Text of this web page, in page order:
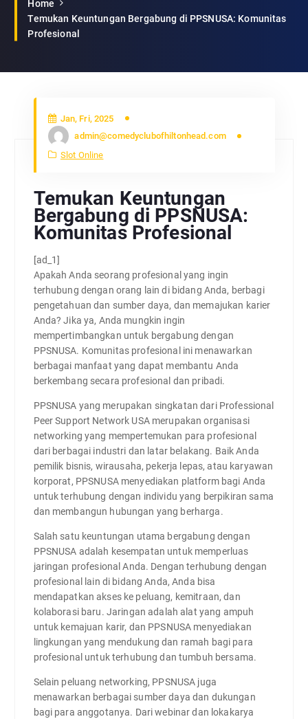
Home
Temukan Keuntungan Bergabung di PPSNUSA: Komunitas
Profesional
Jan, Fri, 2025
admin@comedyclubofhiltonhead.com
Slot Online
Temukan Keuntungan
Bergabung di PPSNUSA:
Komunitas Profesional
[ad_1]
Apakah Anda seorang profesional yang ingin
terhubung dengan orang lain di bidang Anda, berbagi
pengetahuan dan sumber daya, dan memajukan karier
Anda? Jika ya, Anda mungkin ingin
mempertimbangkan untuk bergabung dengan
PPSNUSA. Komunitas profesional ini menawarkan
berbagai manfaat yang dapat membantu Anda
berkembang secara profesional dan pribadi.
PPSNUSA yang merupakan singkatan dari Professional
Peer Support Network USA merupakan organisasi
networking yang mempertemukan para profesional
dari berbagai industri dan latar belakang. Baik Anda
pemilik bisnis, wirausaha, pekerja lepas, atau karyawan
korporat, PPSNUSA menyediakan platform bagi Anda
untuk terhubung dengan individu yang berpikiran sama
dan membangun hubungan yang berharga.
Salah satu keuntungan utama bergabung dengan
PPSNUSA adalah kesempatan untuk memperluas
jaringan profesional Anda. Dengan terhubung dengan
profesional lain di bidang Anda, Anda bisa
mendapatkan akses ke peluang, kemitraan, dan
kolaborasi baru. Jaringan adalah alat yang ampuh
untuk kemajuan karir, dan PPSNUSA menyediakan
lingkungan yang mendukung dan ramah bagi para
profesional untuk terhubung dan tumbuh bersama.
Selain peluang networking, PPSNUSA juga
menawarkan berbagai sumber daya dan dukungan
bagi para anggotanya. Dari webinar dan lokakarya